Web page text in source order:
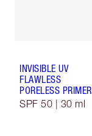
INVISIBLE UV
FLAWLESS
PORELESS PRIMER
SPF 50 | 30 ml